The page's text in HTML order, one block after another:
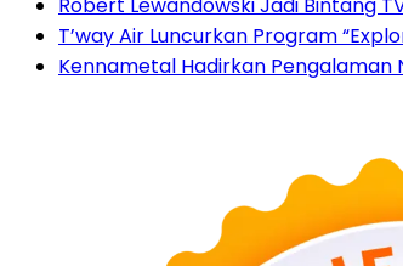
T’way Air Luncurkan Program
Kennametal Hadirkan Pengalaman